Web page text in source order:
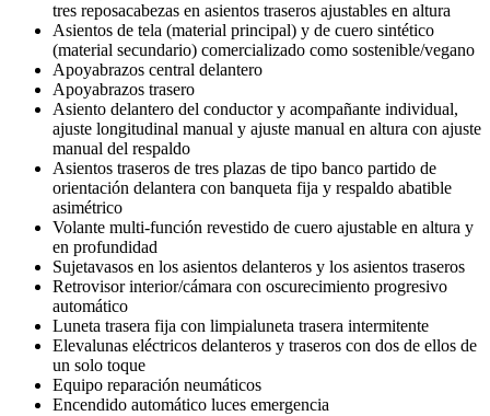
tres reposacabezas en asientos traseros ajustables en altura
Asientos de tela (material principal) y de cuero sintético
(material secundario) comercializado como sostenible/vegano
Apoyabrazos central delantero
Apoyabrazos trasero
Asiento delantero del conductor y acompañante individual,
ajuste longitudinal manual y ajuste manual en altura con ajuste
manual del respaldo
Asientos traseros de tres plazas de tipo banco partido de
orientación delantera con banqueta fija y respaldo abatible
asimétrico
Volante multi-función revestido de cuero ajustable en altura y
en profundidad
Sujetavasos en los asientos delanteros y los asientos traseros
Retrovisor interior/cámara con oscurecimiento progresivo
automático
Luneta trasera fija con limpialuneta trasera intermitente
Elevalunas eléctricos delanteros y traseros con dos de ellos de
un solo toque
Equipo reparación neumáticos
Encendido automático luces emergencia